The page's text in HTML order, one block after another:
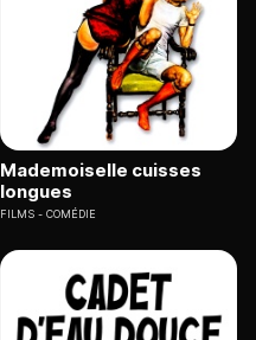
Mademoiselle cuisses
longues
FILMS COMÉDIE